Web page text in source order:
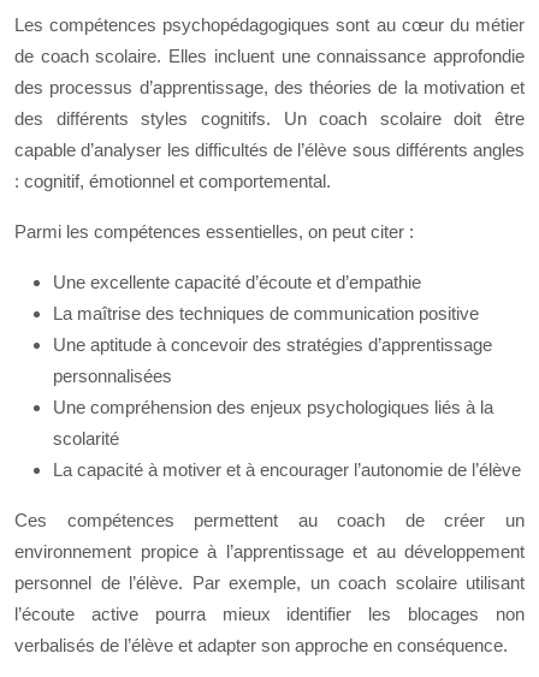
Les compétences psychopédagogiques sont au cœur du métier
de coach scolaire. Elles incluent une connaissance approfondie
des processus d’apprentissage, des théories de la motivation et
des différents styles cognitifs. Un coach scolaire doit être
capable d’analyser les difficultés de l’élève sous différents angles
: cognitif, émotionnel et comportemental.
Parmi les compétences essentielles, on peut citer :
Une excellente capacité d’écoute et d’empathie
La maîtrise des techniques de communication positive
Une aptitude à concevoir des stratégies d’apprentissage
personnalisées
Une compréhension des enjeux psychologiques liés à la
scolarité
La capacité à motiver et à encourager l’autonomie de l’élève
Ces compétences permettent au coach de créer un
environnement propice à l’apprentissage et au développement
personnel de l’élève. Par exemple, un coach scolaire utilisant
l’écoute active pourra mieux identifier les blocages non
verbalisés de l’élève et adapter son approche en conséquence.